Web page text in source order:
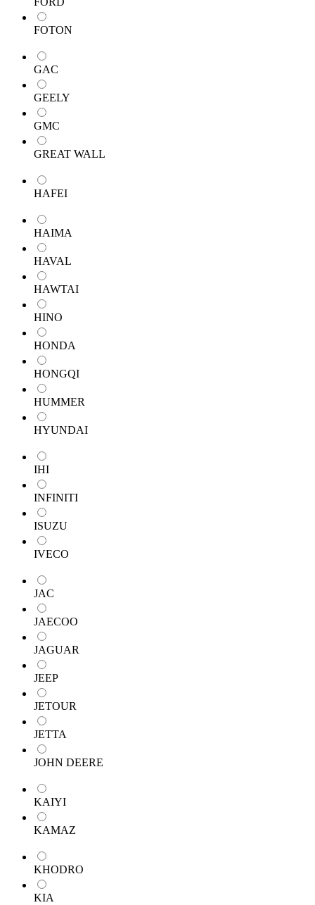
FOTON
GAC
GEELY
GMC
GREAT WALL
HAFEI
HAIMA
HAVAL
HAWTAI
HINO
HONDA
HONGQI
HUMMER
HYUNDAI
IHI
INFINITI
ISUZU
IVECO
JAC
JAECOO
JAGUAR
JEEP
JETOUR
JETTA
JOHN DEERE
KAIYI
KAMAZ
KHODRO
KIA